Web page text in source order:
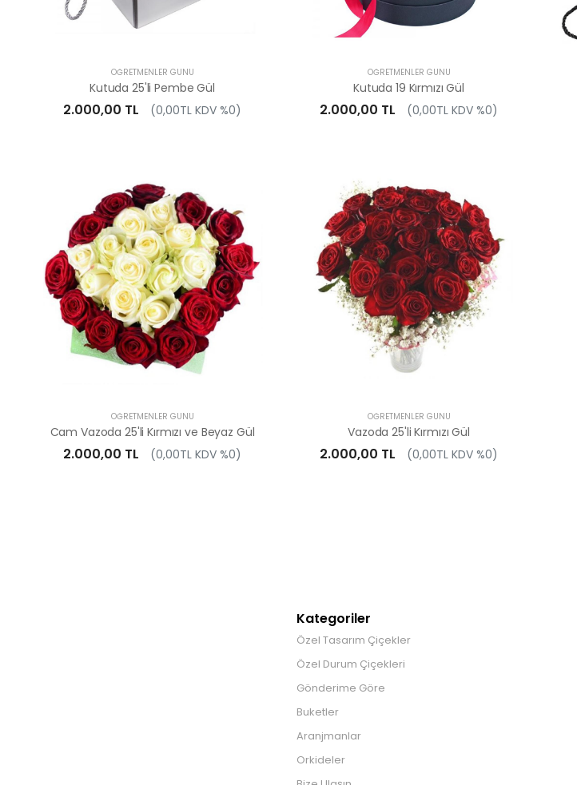
ÖĞRETMENLER GÜNÜ
Kutuda 25'li Pembe Gül
2.000,00 TL (0,00TL KDV %0)
ÖĞRETMENLER GÜNÜ
Kutuda 19 Kırmızı Gül
2.000,00 TL (0,00TL KDV %0)
ÖĞRETMENLER GÜNÜ
Cam Vazoda 25'li Kırmızı ve Beyaz Gül
2.000,00 TL (0,00TL KDV %0)
ÖĞRETMENLER GÜNÜ
Vazoda 25'li Kırmızı Gül
2.000,00 TL (0,00TL KDV %0)
Kategoriler
Özel Tasarım Çiçekler
Özel Durum Çiçekleri
Gönderime Göre
Buketler
Aranjmanlar
Orkideler